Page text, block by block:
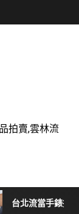
拍賣,雲林流
當手錶拍賣 原裝